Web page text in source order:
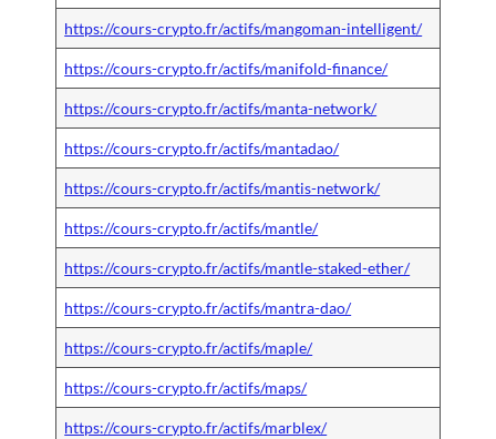
https://cours-crypto.fr/actifs/mangoman-intelligent/
https://cours-crypto.fr/actifs/manifold-finance/
https://cours-crypto.fr/actifs/manta-network/
https://cours-crypto.fr/actifs/mantadao/
https://cours-crypto.fr/actifs/mantis-network/
https://cours-crypto.fr/actifs/mantle/
https://cours-crypto.fr/actifs/mantle-staked-ether/
https://cours-crypto.fr/actifs/mantra-dao/
https://cours-crypto.fr/actifs/maple/
https://cours-crypto.fr/actifs/maps/
https://cours-crypto.fr/actifs/marblex/